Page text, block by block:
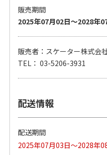
ふわっとフタタイト
八角
販売期間
2025年07月02日～2028年
販売者：スケーター株式会
TEL： 03-5206-3931
配送情報
配送期間
2025年07月03日～2028年